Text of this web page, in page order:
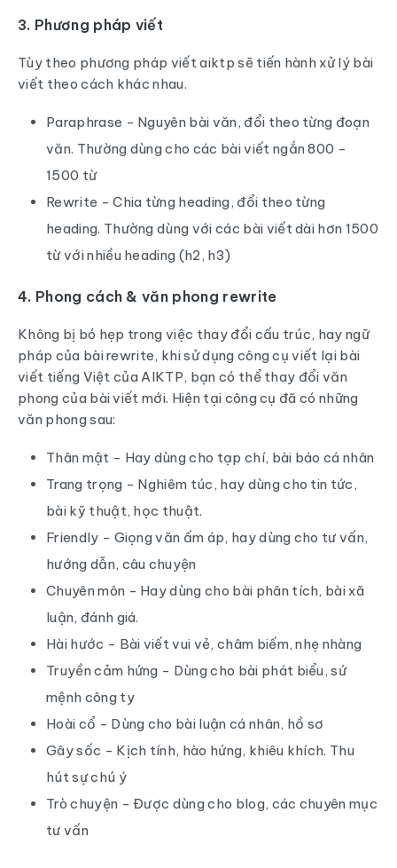
3. Phương pháp viết
Tùy theo phương pháp viết aiktp sẽ tiến hành xử lý bài
viết theo cách khác nhau.
Paraphrase - Nguyên bài văn, đổi theo từng đoạn
văn. Thường dùng cho các bài viết ngắn 800 -
1500 từ
Rewrite - Chia từng heading, đổi theo từng
heading. Thường dùng với các bài viết dài hơn 1500
từ với nhiều heading (h2, h3)
4. Phong cách & văn phong rewrite
Không bị bó hẹp trong việc thay đổi cấu trúc, hay ngữ
pháp của bài rewrite, khi sử dụng công cụ viết lại bài
viết tiếng Việt của AIKTP, bạn có thể thay đổi văn
phong của bài viết mới. Hiện tại công cụ đã có những
văn phong sau:
Thân mật - Hay dùng cho tạp chí, bài báo cá nhân
Trang trọng - Nghiêm túc, hay dùng cho tin tức,
bài kỹ thuật, học thuật.
Friendly - Giọng văn ấm áp, hay dùng cho tư vấn,
hướng dẫn, câu chuyện
Chuyên môn - Hay dùng cho bài phân tích, bài xã
luận, đánh giá.
Hài hước - Bài viết vui vẻ, châm biếm, nhẹ nhàng
Truyền cảm hứng - Dùng cho bài phát biểu, sứ
mệnh công ty
Hoài cổ - Dùng cho bài luận cá nhân, hồ sơ
Gây sốc - Kịch tính, hào hứng, khiêu khích. Thu
hút sự chú ý
Trò chuyện - Được dùng cho blog, các chuyên mục
tư vấn